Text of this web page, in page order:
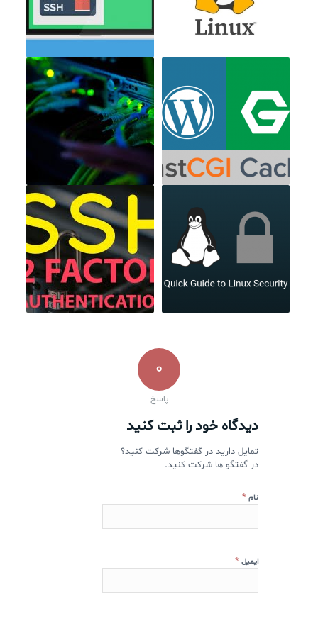
0
پاسخ
دیدگاه خود را ثبت کنید
تمایل دارید در گفتگوها شرکت کنید؟
در گفتگو ها شرکت کنید.
نام *
ایمیل *